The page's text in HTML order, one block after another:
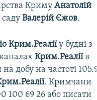
КримуАнатолій
садуВалерій Єжов.
Крим.Реаліїу будні з
Крим.Реаліїв
добу на частоті
. Кримчани
100 69 26 або писати